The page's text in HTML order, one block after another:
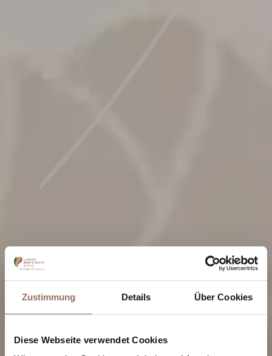
Zustimmung Details Über Cookies
Diese Webseite verwendet Cookies